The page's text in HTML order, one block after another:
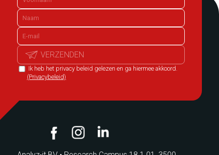
Ik heb het privacy beleid gelezen en ga hiermee akkoord.
(Privacybeleid)
VERZENDEN